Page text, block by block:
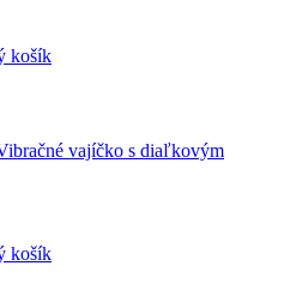
košík
košík